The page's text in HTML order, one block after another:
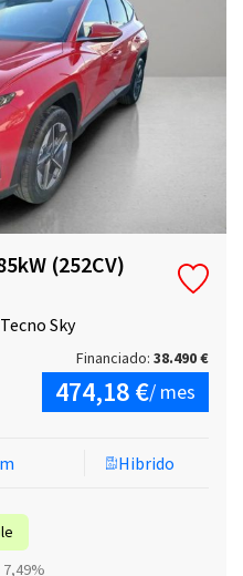
(252CV)
Sky
Hibrido
7,49%
Financiado: 38.490 €
474,18 €/ mes